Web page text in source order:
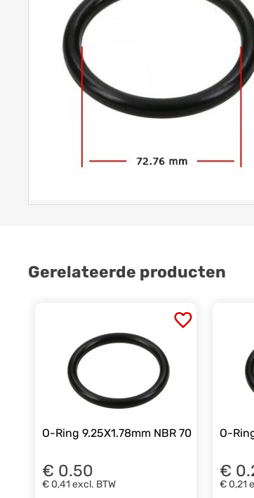
Gerelateerde producten
O-Ring 9.25X1.78mm NBR 70
€ 0.50
€ 0,41 excl. BTW
O-
€
€ 0,21